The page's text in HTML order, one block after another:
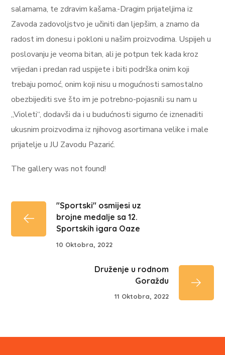
salamama, te zdravim kašama.-Dragim prijateljima iz
Zavoda zadovoljstvo je učiniti dan ljepšim, a znamo da
radost im donesu i pokloni u našim proizvodima. Uspijeh u
poslovanju je veoma bitan, ali je potpun tek kada kroz
vrijedan i predan rad uspijete i biti podrška onim koji
trebaju pomoć, onim koji nisu u mogućnosti samostalno
obezbijediti sve što im je potrebno-pojasnili su nam u
„Violeti“, dodavši da i u budućnosti sigurno će iznenaditi
ukusnim proizvodima iz njihovog asortimana velike i male
prijatelje u JU Zavodu Pazarić.
The gallery was not found!
"Sportski" osmijesi uz
brojne medalje sa 12.
Sportskih igara Oaze
10 Oktobra, 2022
Druženje u rodnom
Goraždu
11 Oktobra, 2022